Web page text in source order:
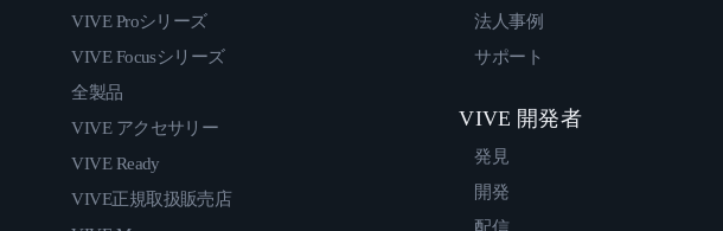
VIVE Proシリーズ
VIVE Focusシリーズ
全製品
VIVE アクセサリー
VIVE Ready
VIVE正規取扱販売店
法人事例
サポート
VIVE 開発者
発見
開発